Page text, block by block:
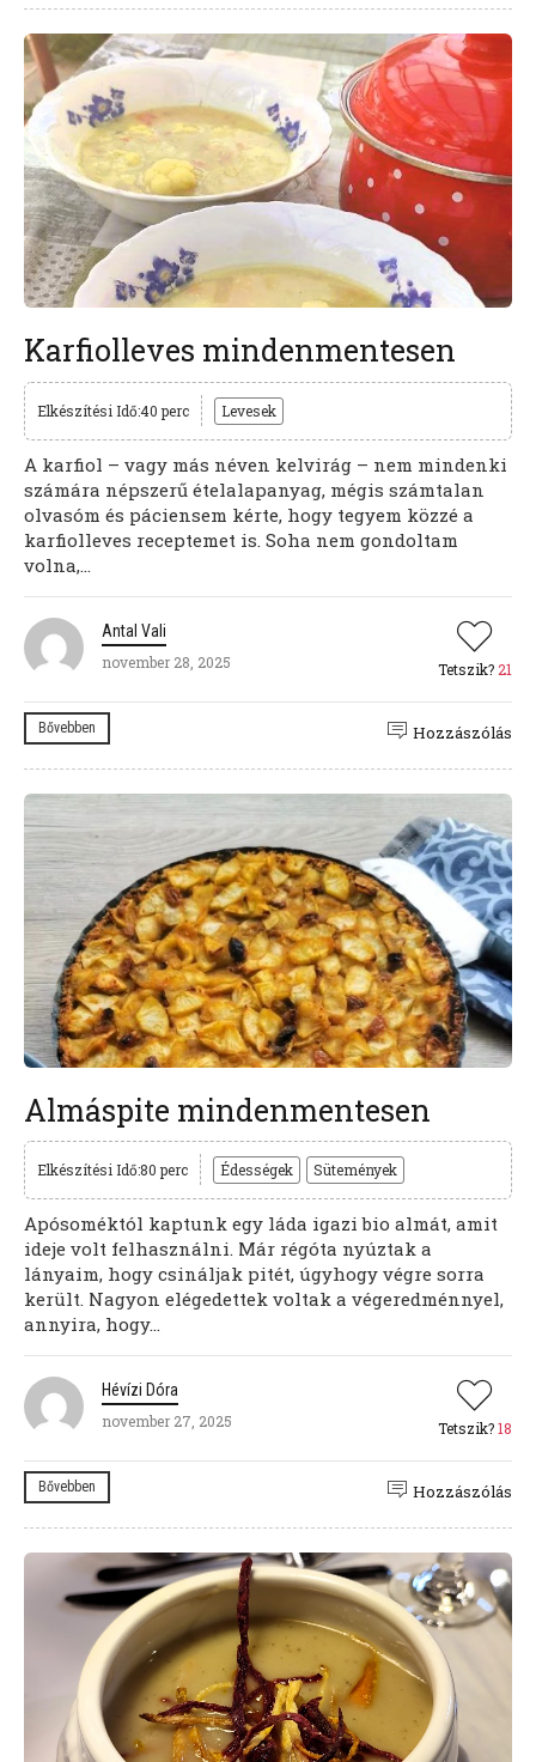
Karfiolleves mindenmentesen
Elkészítési Idő:40 perc Levesek
A karfiol – vagy más néven kelvirág – nem mindenki
számára népszerű ételalapanyag, mégis számtalan
olvasóm és páciensem kérte, hogy tegyem közzé a
karfiolleves receptemet is. Soha nem gondoltam
volna,...
Antal Vali
november 28, 2025
Tetszik? 21
Bővebben Hozzászólás
Almáspite mindenmentesen
Elkészítési Idő:80 perc Édességek Sütemények
Apósoméktól kaptunk egy láda igazi bio almát, amit
ideje volt felhasználni. Már régóta nyúztak a
lányaim, hogy csináljak pitét, úgyhogy végre sorra
került. Nagyon elégedettek voltak a végeredménnyel,
annyira, hogy...
Hévízi Dóra
november 27, 2025
Tetszik?18
Bővebben Hozzászólás